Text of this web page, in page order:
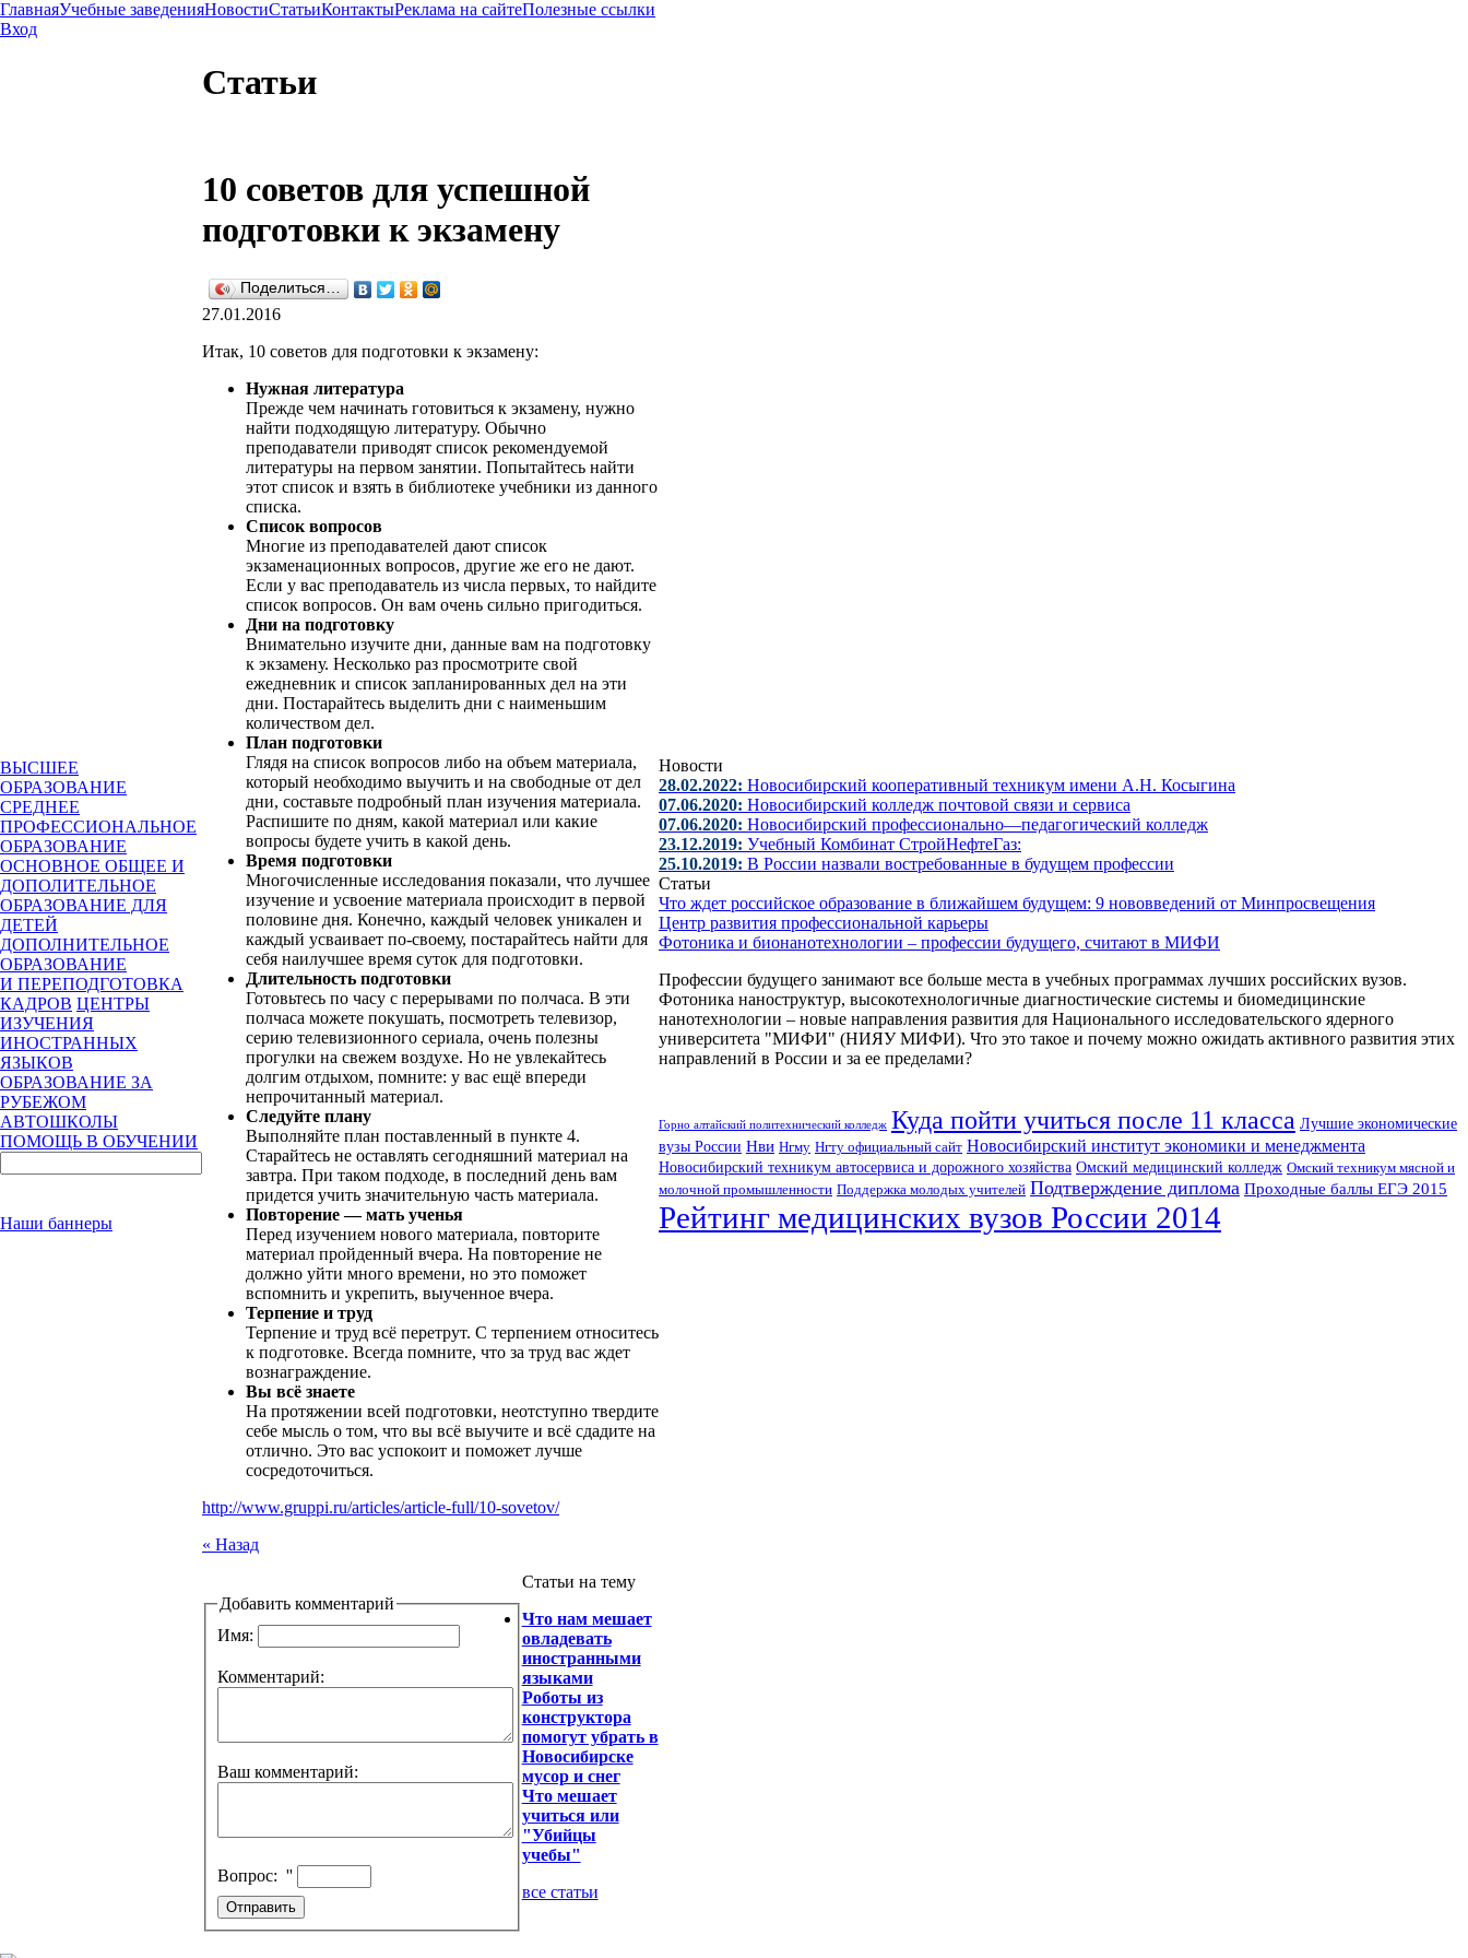
ГлавнаяУчебные заведенияНовостиСтатьиКонтактыРеклама на сайтеПолезные ссылки
Вход
ВЫСШЕЕ
ОБРАЗОВАНИЕ
СРЕДНЕЕ
ПРОФЕССИОНАЛЬНОЕ
ОБРАЗОВАНИЕ
ОСНОВНОЕ ОБЩЕЕ И
ДОПОЛИТЕЛЬНОЕ
ОБРАЗОВАНИЕ ДЛЯ
ДЕТЕЙ
ДОПОЛНИТЕЛЬНОЕ
ОБРАЗОВАНИЕ
И ПЕРЕПОДГОТОВКА
КАДРОВ ЦЕНТРЫ
ИЗУЧЕНИЯ
ИНОСТРАННЫХ
ЯЗЫКОВ
ОБРАЗОВАНИЕ ЗА
РУБЕЖОМ
АВТОШКОЛЫ
ПОМОЩЬ В ОБУЧЕНИИ
Наши баннеры
Статьи
10 советов для успешной
подготовки к экзамену
Поделиться…
27.01.2016
Итак, 10 советов для подготовки к экзамену:
Нужная литература
Прежде чем начинать готовиться к экзамену, нужно
найти подходящую литературу. Обычно
преподаватели приводят список рекомендуемой
литературы на первом занятии. Попытайтесь найти
этот список и взять в библиотеке учебники из данного
списка.
Список вопросов
Многие из преподавателей дают список
экзаменационных вопросов, другие же его не дают.
Если у вас преподаватель из числа первых, то найдите
список вопросов. Он вам очень сильно пригодиться.
Дни на подготовку
Внимательно изучите дни, данные вам на подготовку
к экзамену. Несколько раз просмотрите свой
ежедневник и список запланированных дел на эти
дни. Постарайтесь выделить дни с наименьшим
количеством дел.
План подготовки
Глядя на список вопросов либо на объем материала,
который необходимо выучить и на свободные от дел
дни, составьте подробный план изучения материала.
Распишите по дням, какой материал или какие
вопросы будете учить в какой день.
Время подготовки
Многочисленные исследования показали, что лучшее
изучение и усвоение материала происходит в первой
половине дня. Конечно, каждый человек уникален и
каждый усваивает по-своему, постарайтесь найти для
себя наилучшее время суток для подготовки.
Длительность подготовки
Готовьтесь по часу с перерывами по полчаса. В эти
полчаса можете покушать, посмотреть телевизор,
серию телевизионного сериала, очень полезны
прогулки на свежем воздухе. Но не увлекайтесь
долгим отдыхом, помните: у вас ещё впереди
непрочитанный материал.
Следуйте плану
Выполняйте план поставленный в пункте 4.
Старайтесь не оставлять сегодняшний материал на
завтра. При таком подходе, в последний день вам
придется учить значительную часть материала.
Повторение — мать ученья
Перед изучением нового материала, повторите
материал пройденный вчера. На повторение не
должно уйти много времени, но это поможет
вспомнить и укрепить, выученное вчера.
Терпение и труд
Терпение и труд всё перетрут. С терпением относитесь
к подготовке. Всегда помните, что за труд вас ждет
вознаграждение.
Вы всё знаете
На протяжении всей подготовки, неотступно твердите
себе мысль о том, что вы всё выучите и всё сдадите на
отлично. Это вас успокоит и поможет лучше
сосредоточиться.
http://www.gruppi.ru/articles/article-full/10-sovetov/
« Назад
Добавить комментарий
Имя:
Комментарий:
Ваш комментарий:
Вопрос: ''
Статьи на тему
Что нам мешает
овладевать
иностранными
языками
Роботы из
конструктора
помогут убрать в
Новосибирске
мусор и снег
Что мешает
учиться или
"Убийцы
учебы"
все статьи
Новости
28.02.2022: Новосибирский кооперативный техникум имени А.Н. Косыгина
07.06.2020: Новосибирский колледж почтовой связи и сервиса
07.06.2020: Новосибирский профессионально—педагогический колледж
23.12.2019: Учебный Комбинат СтройНефтеГаз:
25.10.2019: В России назвали востребованные в будущем профессии
Статьи
Что ждет российское образование в ближайшем будущем: 9 нововведений от Минпросвещения
Центр развития профессиональной карьеры
Фотоника и бионанотехнологии – профессии будущего, считают в МИФИ
Профессии будущего занимают все больше места в учебных программах лучших российских вузов.
Фотоника наноструктур, высокотехнологичные диагностические системы и биомедицинские
нанотехнологии – новые направления развития для Национального исследовательского ядерного
университета "МИФИ" (НИЯУ МИФИ). Что это такое и почему можно ожидать активного развития этих
направлений в России и за ее пределами?
Горно алтайский политехнический колледж Куда пойти учиться после 11 класса Лучшие экономические
вузы России Нви Нгму Нгту официальный сайт Новосибирский институт экономики и менеджмента
Новосибирский техникум автосервиса и дорожного хозяйства Омский медицинский колледж Омский техникум мясной и
молочной промышленности Поддержка молодых учителей Подтверждение диплома Проходные баллы ЕГЭ 2015
Рейтинг медицинских вузов России 2014